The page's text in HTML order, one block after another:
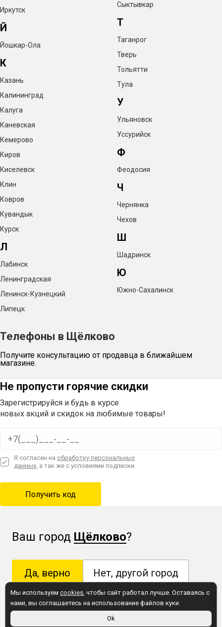
Мы используем cookies, чтобы сайт работал лучше. Оставаясь с
нами, вы соглашаетесь на использование файлов куки.
Ok
Иркутск
Й
Йошкар-Ола
К
Казань
Калининград
Калуга
Каневская
Кемерово
Киров
Киселевск
Клин
Ковров
Кувандык
Курск
Л
Лабинск
Ленинградская
Ленинск-Кузнецкий
Липецк
Сыктывкар
Т
Таганрог
Тверь
Тольятти
Тула
У
Ульяновск
Уссурийск
Ф
Феодосия
Ч
Чернянка
Чехов
Ш
Шадринск
Ю
Южно-Сахалинск
Телефоны в Щёлково
Получите консультацию от продавца в ближайшем
магазине.
Не пропусти горячие скидки
Зарегистрируйся и будь в курсе
новых акций и скидок на любимые товары!
Я согласен на обработку персональных
данных, а так же с условиями подписки.
Ваш город Щёлково?
Да, верно Нет, другой город
Это правда важно! Укажите свой город, чтобы
видеть адреса магазинов, актуальный